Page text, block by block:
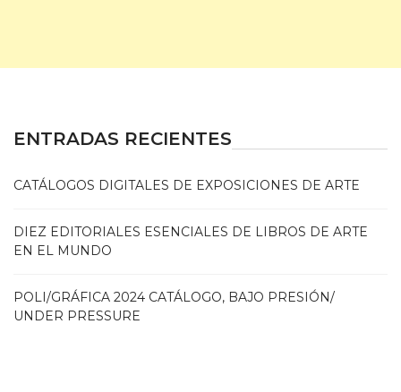
ENTRADAS RECIENTES
CATÁLOGOS DIGITALES DE EXPOSICIONES DE ARTE
DIEZ EDITORIALES ESENCIALES DE LIBROS DE ARTE
EN EL MUNDO
POLI/GRÁFICA 2024 CATÁLOGO, BAJO PRESIÓN/
UNDER PRESSURE